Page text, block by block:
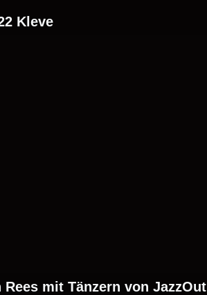
Kleve
mit Tänzern von JazzOut